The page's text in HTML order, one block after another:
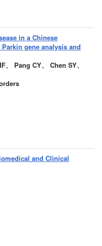
in a Chinese
Parkin gene analysis and
Pang CY、 Chen SY、
and Clinical